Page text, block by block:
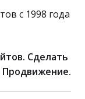
с 1998 года
Сделать
Продвижение.